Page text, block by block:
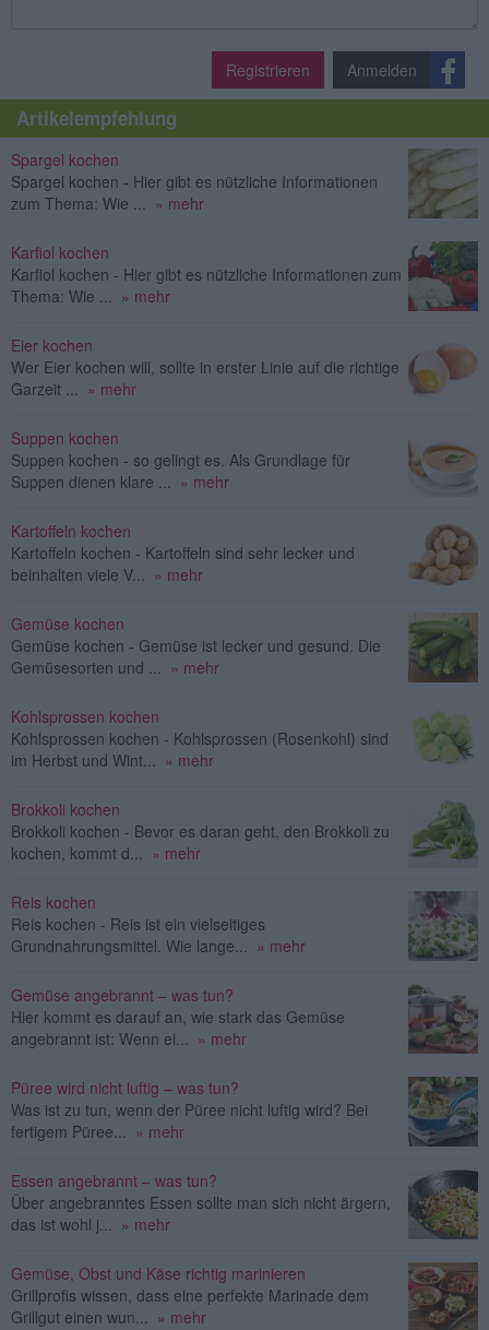
Registrieren Anmelden
Artikelempfehlung
Spargel kochen
Spargel kochen - Hier gibt es nützliche Informationen
zum Thema: Wie ... » mehr
Karfiol kochen
Karfiol kochen - Hier gibt es nützliche Informationen zum
Thema: Wie ... » mehr
Eier kochen
Wer Eier kochen will, sollte in erster Linie auf die richtige
Garzeit ... » mehr
Suppen kochen
Suppen kochen - so gelingt es. Als Grundlage für
Suppen dienen klare ... » mehr
Kartoffeln kochen
Kartoffeln kochen - Kartoffeln sind sehr lecker und
beinhalten viele V... » mehr
Gemüse kochen
Gemüse kochen - Gemüse ist lecker und gesund. Die
Gemüsesorten und ... » mehr
Kohlsprossen kochen
Kohlsprossen kochen - Kohlsprossen (Rosenkohl) sind
im Herbst und Wint... » mehr
Brokkoli kochen
Brokkoli kochen - Bevor es daran geht, den Brokkoli zu
kochen, kommt d... » mehr
Reis kochen
Reis kochen - Reis ist ein vielseitiges
Grundnahrungsmittel. Wie lange... » mehr
Gemüse angebrannt – was tun?
Hier kommt es darauf an, wie stark das Gemüse
angebrannt ist: Wenn ei... » mehr
Püree wird nicht luftig – was tun?
Was ist zu tun, wenn der Püree nicht luftig wird? Bei
fertigem Püree... » mehr
Essen angebrannt – was tun?
Über angebranntes Essen sollte man sich nicht ärgern,
das ist wohl j... » mehr
Gemüse, Obst und Käse richtig marinieren
Grillprofis wissen, dass eine perfekte Marinade dem
Grillgut einen wun... » mehr